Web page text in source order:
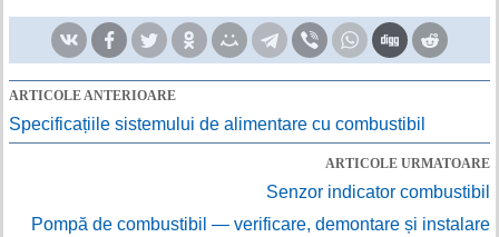
ARTICOLE ANTERIOARE
Specificațiile sistemului de alimentare cu combustibil
ARTICOLE URMATOARE
Senzor indicator combustibil
Pompă de combustibil — verificare, demontare și instalare